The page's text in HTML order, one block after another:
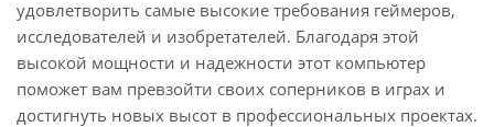
удовлетворить самые высокие требования геймеров,
исследователей и изобретателей. Благодаря этой
высокой мощности и надежности этот компьютер
поможет вам превзойти своих соперников в играх и
достигнуть новых высот в профессиональных проектах.